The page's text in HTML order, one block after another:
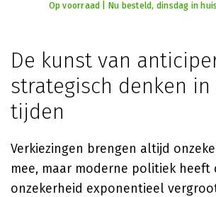
Op voorraad | Nu besteld, dinsdag in
De kunst van
strategisch denken in
tijden
Verkiezingen brengen altijd
mee, maar moderne politiek heeft
onzekerheid exponentieel